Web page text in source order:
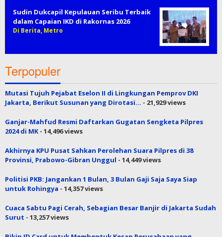
Sudin Dukcapil Kepulauan Seribu Terbaik
dalam Capaian IKD di Rakornas 2026
Di Berita, Metro
Terpopuler
Mutasi Tujuh Pejabat Eselon II di Lingkungan Pemprov DKI
Jakarta, Berikut Susunan yang Dirotasi… - 21,929 views
Ganjar-Mahfud Resmi Daftarkan Gugatan Sengketa Pilpres
2024 di MK- 14,496 views
Akhirnya KPU Pusat Sahkan Perolehan Suara Pilpres di 38
Provinsi, Prabowo-Gibran Unggul - 14,449 views
Politisi PKB: Jangankan 1 Bulan, 3 Bulan Gaji Saja Saya Siap
untuk Rohingya - 14,357 views
Cuaca Sabtu Pagi Cerah, Sebagian Besar Banjir di Jakarta Sudah
Surut - 13,257 views